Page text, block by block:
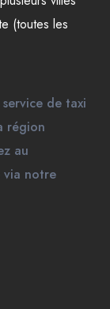
(toutes les
de taxi
région
au
via notre